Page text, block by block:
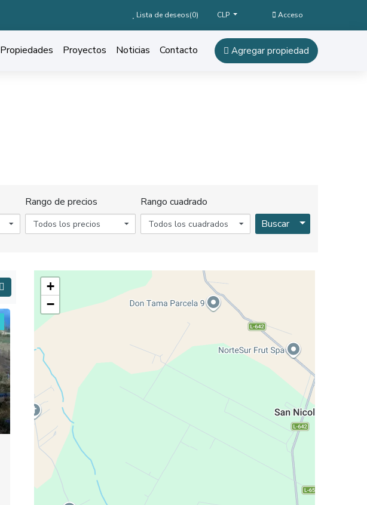
Lista de deseos(0) CLP Acceso
Propiedades Proyectos Noticias Contacto Agregar propiedad
Rango de precios
Todos los precios
Rango cuadrado
Todos los cuadrados Buscar Toggle
+
−